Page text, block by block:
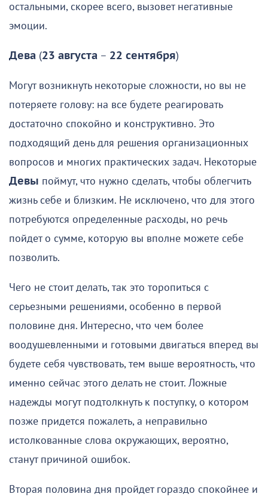
остальными, скорее всего, вызовет негативные
эмоции.
Дева (23 августа – 22 сентября)
Могут возникнуть некоторые сложности, но вы не
потеряете голову: на все будете реагировать
достаточно спокойно и конструктивно. Это
подходящий день для решения организационных
вопросов и многих практических задач. Некоторые
Девы поймут, что нужно сделать, чтобы облегчить
жизнь себе и близким. Не исключено, что для этого
потребуются определенные расходы, но речь
пойдет о сумме, которую вы вполне можете себе
позволить.
Чего не стоит делать, так это торопиться с
серьезными решениями, особенно в первой
половине дня. Интересно, что чем более
воодушевленными и готовыми двигаться вперед вы
будете себя чувствовать, тем выше вероятность, что
именно сейчас этого делать не стоит. Ложные
надежды могут подтолкнуть к поступку, о котором
позже придется пожалеть, а неправильно
истолкованные слова окружающих, вероятно,
станут причиной ошибок.
Вторая половина дня пройдет гораздо спокойнее и